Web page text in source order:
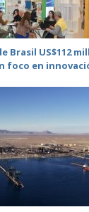
Brasil US$112
foco en